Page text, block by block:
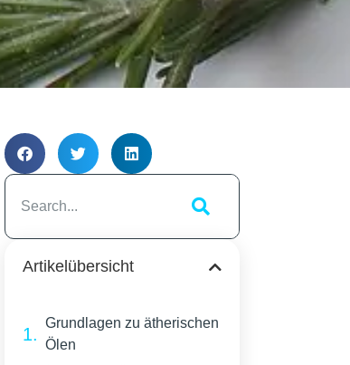
Artikelübersicht
Grundlagen zu ätherischen
Ölen